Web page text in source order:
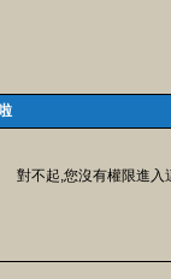
對不起,您沒有權限進入